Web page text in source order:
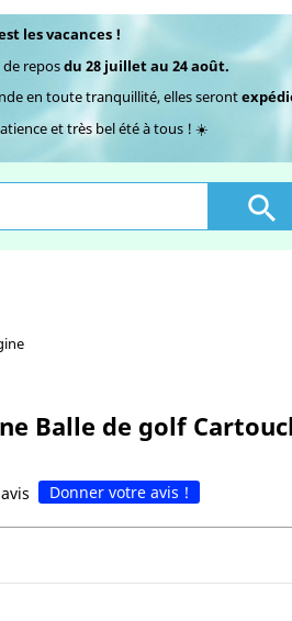
les vacances !
reposdu 28 juillet au 24 août.
en toute tranquillité, elles seront
et très bel été à tous ! ☀️

Balle de golf
Donner votre avis !